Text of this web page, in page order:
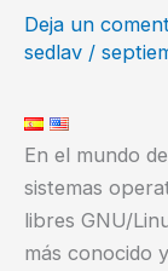
Deja un
sedlav /
En el mundo
sistemas
libres GNU/
más conocido